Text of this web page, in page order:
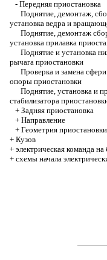
- Передняя приостановка
Поднятие, демонтаж,
установка ведра и
Поднятие, демонтаж
установка прилавка
Поднятие и установка
рычага приостановки
Проверка и замена
опоры приостановки
Поднятие, установка и
стабилизатора
+ Задняя приостановка
+ Направление
+ Геометрия приостановки
+ Кузов
+ электрическая команда на
+ схемы начала